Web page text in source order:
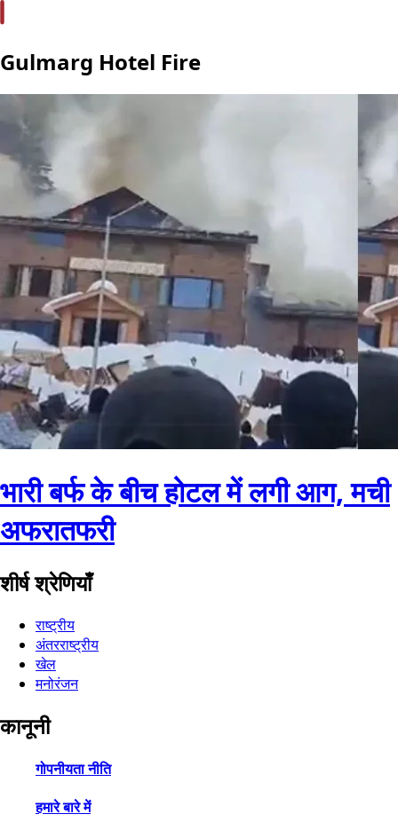
Gulmarg Hotel Fire
भारी बर्फ के बीच होटल में लगी आग, मची
अफरातफरी
शीर्ष श्रेणियाँ
राष्ट्रीय
अंतरराष्ट्रीय
खेल
मनोरंजन
कानूनी
गोपनीयता नीति
हमारे बारे में